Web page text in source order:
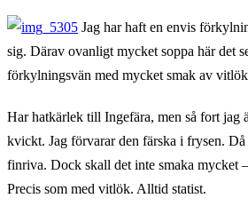
Jag har haft en envis
sig. Därav ovanligt mycket soppa här det
förkylningsvän med mycket smak av
Har hatkärlek till Ingefära, men så fort jag
kvickt. Jag förvarar den färska i frysen.
finriva. Dock skall det inte smaka mycket
Precis som med vitlök. Alltid statist.